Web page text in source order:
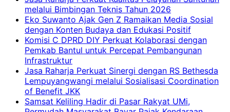
melalui Bimbingan Teknis Tahun 2026
Eko Suwanto Ajak Gen Z Ramaikan Media Sosial
dengan Konten Budaya dan Edukasi Positif
Komisi C DPRD DIY Perkuat Kolaborasi dengan
Pemkab Bantul untuk Percepat Pembangunan
Infrastruktur
Jasa Raharja Perkuat Sinergi dengan RS Bethesda
Lempuyangwangi melalui Sosialisasi Coordination
of Benefit JKK
Samsat Keliling Hadir di Pasar Rakyat UMi,